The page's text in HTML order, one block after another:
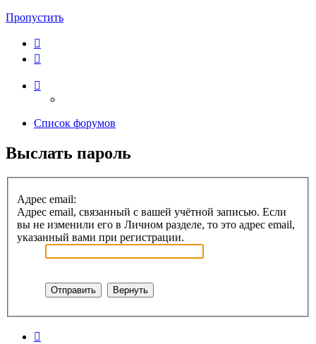
Пропустить
Список форумов
Выслать пароль
Адрес email:
Адрес email, связанный с вашей учётной записью. Если
вы не изменили его в Личном разделе, то это адрес email,
указанный вами при регистрации.